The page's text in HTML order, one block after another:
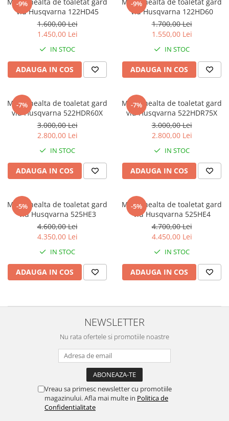
-9%
viu Husqvarna 122HD45
1.600,00 Lei
1.450,00 Lei
IN STOC
ADAUGA IN COS
-9%
viu Husqvarna 122HD60
1.700,00 Lei
1.550,00 Lei
IN STOC
ADAUGA IN COS
-7%
Motounealta de toaletat gard
viu Husqvarna 522HDR60X
3.000,00 Lei
2.800,00 Lei
IN STOC
ADAUGA IN COS
-7%
Motounealta de toaletat gard
viu Husqvarna 522HDR75X
3.000,00 Lei
2.800,00 Lei
IN STOC
ADAUGA IN COS
-5%
Motounealta de toaletat gard
viu Husqvarna 525HE3
4.600,00 Lei
4.350,00 Lei
IN STOC
ADAUGA IN COS
-5%
Motounealta de toaletat gard
viu Husqvarna 525HE4
4.700,00 Lei
4.450,00 Lei
IN STOC
ADAUGA IN COS
NEWSLETTER
Nu rata ofertele si promotiile noastre
Vreau sa primesc newsletter cu promotiile
magazinului. Afla mai multe in Politica de
Confidentialitate